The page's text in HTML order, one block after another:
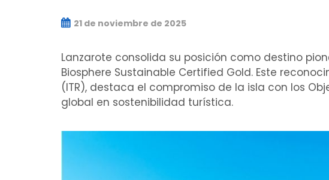
21 de noviembre de 2025
Lanzarote consolida su posición como destino
Biosphere Sustainable Certified Gold. Este
(ITR), destaca el compromiso de la isla con los
global en sostenibilidad turística.